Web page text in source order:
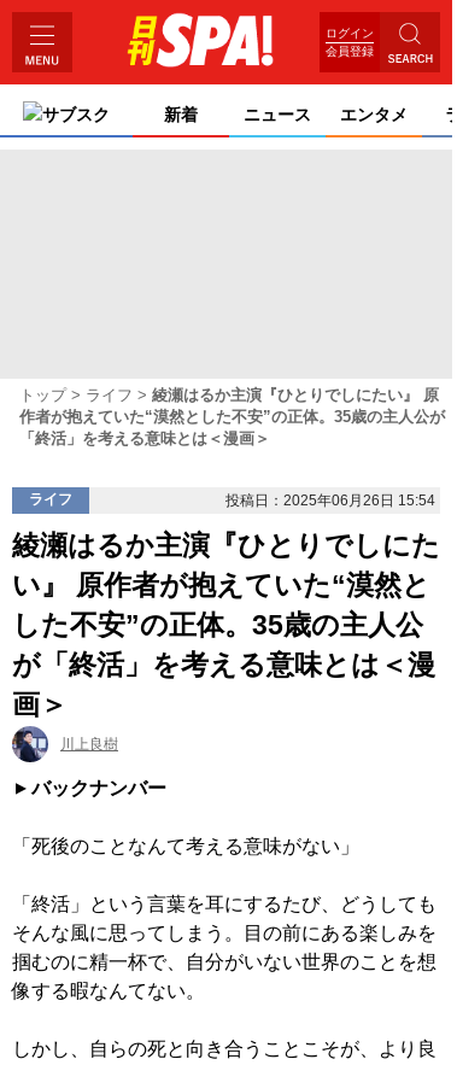
ログイン
会員登録
サブスク 新着 ニュース エンタメ
トップ ライフ
綾瀬はるか主演『ひとりでしにたい』 原
作者が抱えていた“漠然とした不安”の正体。35歳の主人公が
「終活」を考える意味とは＜漫画＞
ライフ 投稿日：2025年06月26日 15:54
綾瀬はるか主演『ひとりでしにた
い』 原作者が抱えていた“漠然と
した不安”の正体。35歳の主人公
が「終活」を考える意味とは＜漫
画＞
川上良樹
バックナンバー
「死後のことなんて考える意味がない」
「終活」という言葉を耳にするたび、どうしても
そんな風に思ってしまう。目の前にある楽しみを
掴むのに精一杯で、自分がいない世界のことを想
像する暇なんてない。
しかし、自らの死と向き合うことこそが、より良